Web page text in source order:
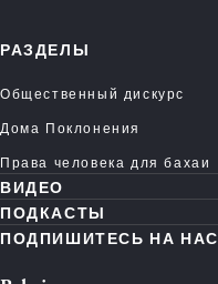
РАЗДЕЛЫ
Общественный дискурс
Дома Поклонения
Права человека для бахаи
ВИДЕО
ПОДКАСТЫ
ПОДПИШИТЕСЬ НА НАС